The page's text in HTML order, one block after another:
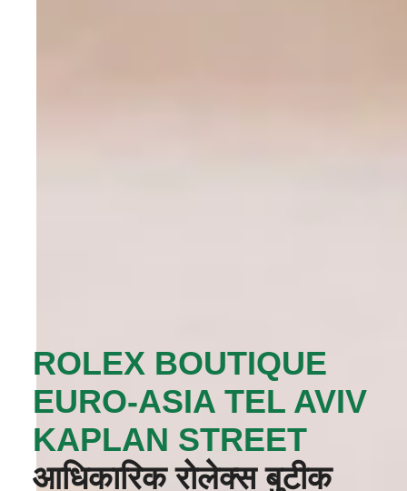
‭ROLEX BOUTIQUE
EURO-ASIA TEL AVIV
KAPLAN STREET‬
आधिकारिक रोलेक्स बुटीक